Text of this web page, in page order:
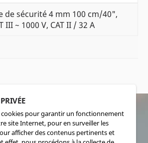
de sécurité 4 mm 100 cm/40",
III ~ 1000 V, CAT II / 32 A
SOCIALMEDIA
cookies pour garantir un fonctionnement
site Internet, pour en surveiller les
afficher des contenus pertinents et